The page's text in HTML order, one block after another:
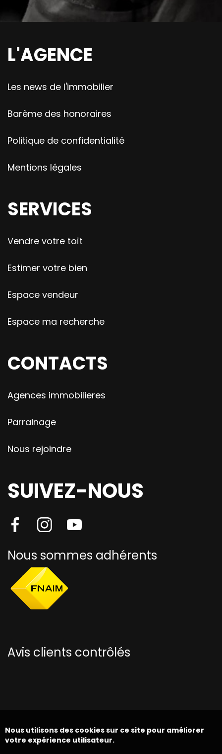
L'AGENCE
Les news de l'immobilier
Barème des honoraires
Politique de confidentialité
Mentions légales
SERVICES
Vendre votre toît
Estimer votre bien
Espace vendeur
Espace ma recherche
CONTACTS
Agences immobilieres
Parrainage
Nous rejoindre
SUIVEZ-NOUS
Nous sommes adhérents
Avis clients contrôlés
Nous utilisons des cookies sur ce site pour améliorer
votre expérience utilisateur.